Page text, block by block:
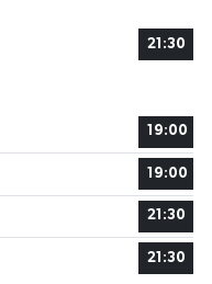
21:30
19:00
19:00
21:30
21:30